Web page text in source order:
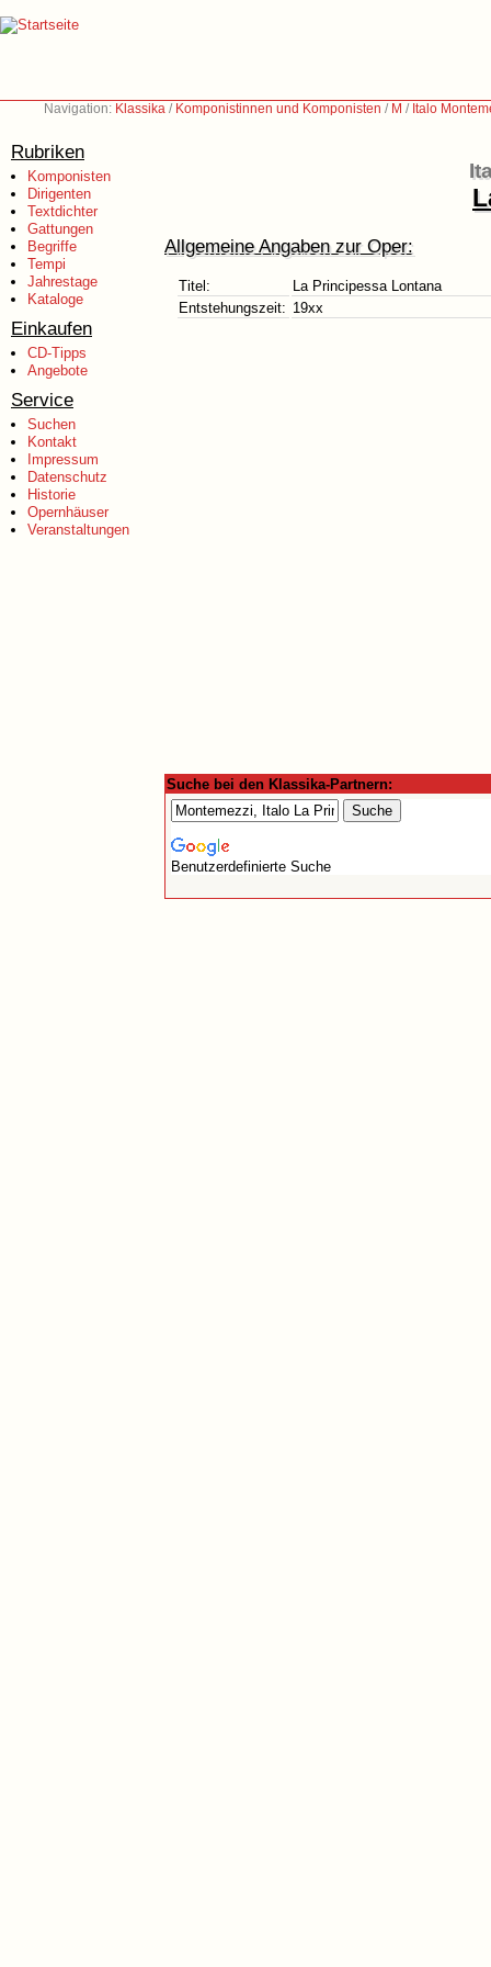
Navigation: Klassika / Komponistinnen und Komponisten / M / Italo
Rubriken
Komponisten
Dirigenten
Textdichter
Gattungen
Begriffe
Tempi
Jahrestage
Kataloge
Einkaufen
CD-Tipps
Angebote
Service
Suchen
Kontakt
Impressum
Datenschutz
Historie
Opernhäuser
Veranstaltungen
Allgemeine Angaben zur Oper:
Titel:
La Principessa Lontana
Entstehungszeit: 19xx
Suche bei den Klassika-Partnern:
Benutzerdefinierte Suche